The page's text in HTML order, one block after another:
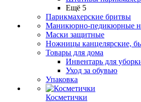
Ещё 5
Парикмахерские бритвы
Маникюрно-педикюрные
Маски защитные
Ножницы канцелярские,
Товары для дома
Инвентарь для
Уход за обувью
Упаковка
Косметички